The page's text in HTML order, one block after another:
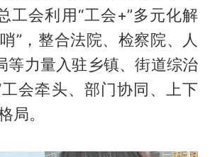
工会利用“工会+”多元化解
”，整合法院、检察院、人
等力量入驻乡镇、街道综治
会牵头、部门协同、上下
局。